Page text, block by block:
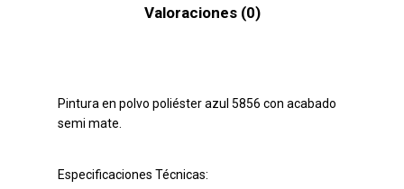
Valoraciones (0)
Pintura en polvo poliéster azul 5856 con acabado
semi mate.
Especificaciones Técnicas: